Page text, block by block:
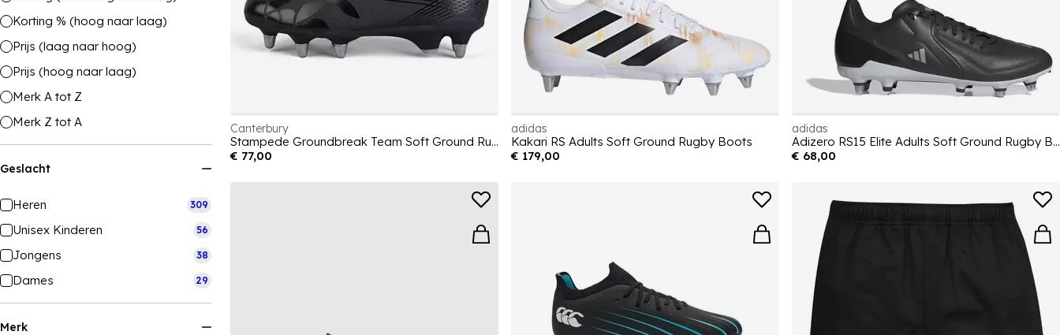
Korting % (hoog naar laag)
Prijs (laag naar hoog)
Prijs (hoog naar laag)
Merk A tot Z
Merk Z tot A
Geslacht
Heren 309
Unisex Kinderen 56
Jongens 38
Dames 29
Merk
Canterbury
Stampede Groundbreak Team Soft Ground Rugby Boots
€ 77,00
adidas
Kakari RS Adults Soft Ground Rugby Boots
€ 179,00
adidas
Adizero RS15 Elite Adults Soft Ground Rugby Boots
€ 68,00